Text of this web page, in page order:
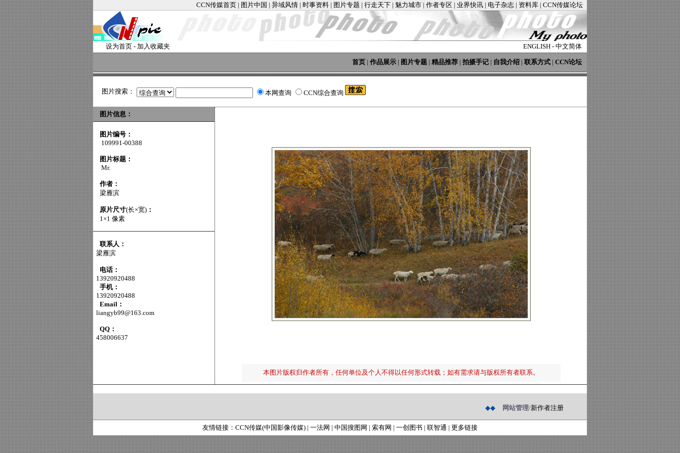
CCN传媒首页 | 图片中国 | 异域风情 | 时事资料 | 图片专题 | 行走天下 | 魅力城市 | 作者专区 | 业界快讯 | 电子杂志 | 资料库 | CCN传媒论坛
设为首页 - 加入收藏夹 ENGLISH - 中文简体
首页 | 作品展示 | 图片专题 | 精品推荐 | 拍摄手记 | 自我介绍 | 联系方式 | CCN论坛
图片搜索： 本网查询 CCN综合查询
图片信息：
图片编号：
109991-00388
图片标题：
Mr.
作者：
梁雁滨
原片尺寸(长×宽) ：
1×1 像素
联系人：
梁雁滨
电话：
13920920488
手机：
13920920488
Email：
liangyb99@163.com
QQ：
458006637
本图片版权归作者所有，任何单位及个人不得以任何形式转载；如有需求请与版权所有者联系。
◆◆ 网站管理/新作者注册
友情链接： CCN传媒(中国影像传媒) | 一法网 | 中国搜图网 | 索有网 | 一创图书 | 联智通 | 更多链接